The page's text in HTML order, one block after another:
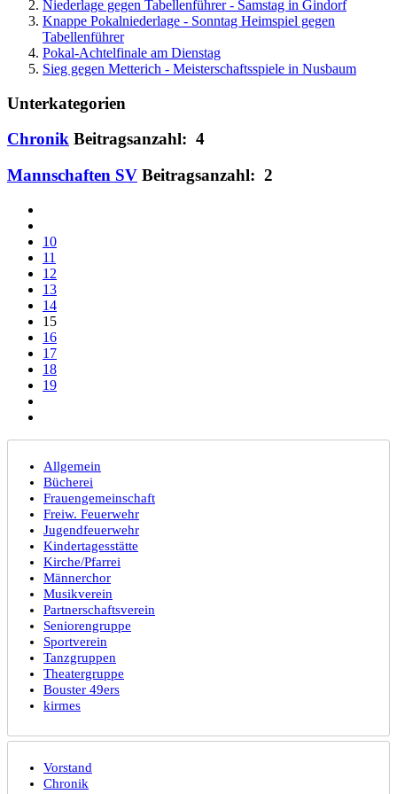
Niederlage gegen Tabellenführer - Samstag in Gindorf
Knappe Pokalniederlage - Sonntag Heimspiel gegen
Tabellenführer
Pokal-Achtelfinale am Dienstag
Sieg gegen Metterich - Meisterschaftsspiele in Nusbaum
Unterkategorien
Chronik Beitragsanzahl: 4
Mannschaften SV Beitragsanzahl: 2
10
11
12
13
14
15
16
17
18
19
Allgemein
Bücherei
Frauengemeinschaft
Freiw. Feuerwehr
Jugendfeuerwehr
Kindertagesstätte
Kirche/Pfarrei
Männerchor
Musikverein
Partnerschaftsverein
Seniorengruppe
Sportverein
Tanzgruppen
Theatergruppe
Bouster 49ers
kirmes
Vorstand
Chronik